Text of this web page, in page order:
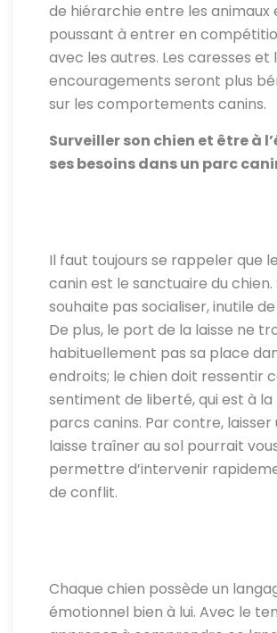
de hiérarchie entre les animaux
poussant à entrer en
avec les autres. Les caresses et
encouragements seront plus
sur les comportements canins.
Surveiller son chien et être à
ses besoins dans un parc
Il faut toujours se rappeler que
canin est le sanctuaire du chien.
souhaite pas socialiser, inutile de
De plus, le port de la laisse ne
habituellement pas sa place
endroits; le chien doit ressentir
sentiment de liberté, qui est à la
parcs canins. Par contre, laisser
laisse traîner au sol pourrait
permettre d’intervenir
de conflit.
Chaque chien possède un
émotionnel bien à lui. Avec le